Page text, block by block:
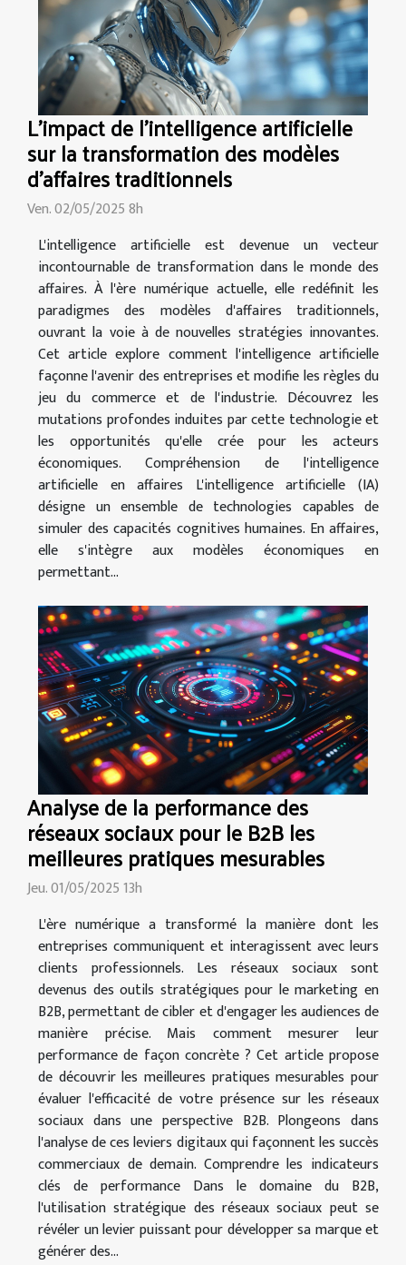
L'impact de l'intelligence artificielle
sur la transformation des modèles
d'affaires traditionnels
Ven. 02/05/2025 8h
L'intelligence artificielle est devenue un vecteur
incontournable de transformation dans le monde des
affaires. À l'ère numérique actuelle, elle redéfinit les
paradigmes des modèles d'affaires traditionnels,
ouvrant la voie à de nouvelles stratégies innovantes.
Cet article explore comment l'intelligence artificielle
façonne l'avenir des entreprises et modifie les règles du
jeu du commerce et de l'industrie. Découvrez les
mutations profondes induites par cette technologie et
les opportunités qu'elle crée pour les acteurs
économiques. Compréhension de l'intelligence
artificielle en affaires L'intelligence artificielle (IA)
désigne un ensemble de technologies capables de
simuler des capacités cognitives humaines. En affaires,
elle s'intègre aux modèles économiques en
permettant...
Analyse de la performance des
réseaux sociaux pour le B2B les
meilleures pratiques mesurables
Jeu. 01/05/2025 13h
L'ère numérique a transformé la manière dont les
entreprises communiquent et interagissent avec leurs
clients professionnels. Les réseaux sociaux sont
devenus des outils stratégiques pour le marketing en
B2B, permettant de cibler et d'engager les audiences de
manière précise. Mais comment mesurer leur
performance de façon concrète ? Cet article propose
de découvrir les meilleures pratiques mesurables pour
évaluer l'efficacité de votre présence sur les réseaux
sociaux dans une perspective B2B. Plongeons dans
l'analyse de ces leviers digitaux qui façonnent les succès
commerciaux de demain. Comprendre les indicateurs
clés de performance Dans le domaine du B2B,
l'utilisation stratégique des réseaux sociaux peut se
révéler un levier puissant pour développer sa marque et
générer des...